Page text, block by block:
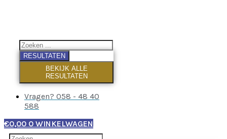
RESULTATEN
BEKIJK ALLE
RESULTATEN
Vragen? 058 - 48 40
588
€0,00 0 WINKELWAGEN